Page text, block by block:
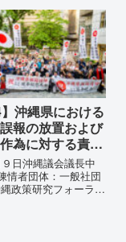
「公表により初
される仕組み」とい
違法運用の指摘と条
を求める陳情...
】沖縄県における
報の放置および
為に対する責任
防止策を求める
日沖縄議会議長中
情者団体：一般社団
政策研究フォーラム